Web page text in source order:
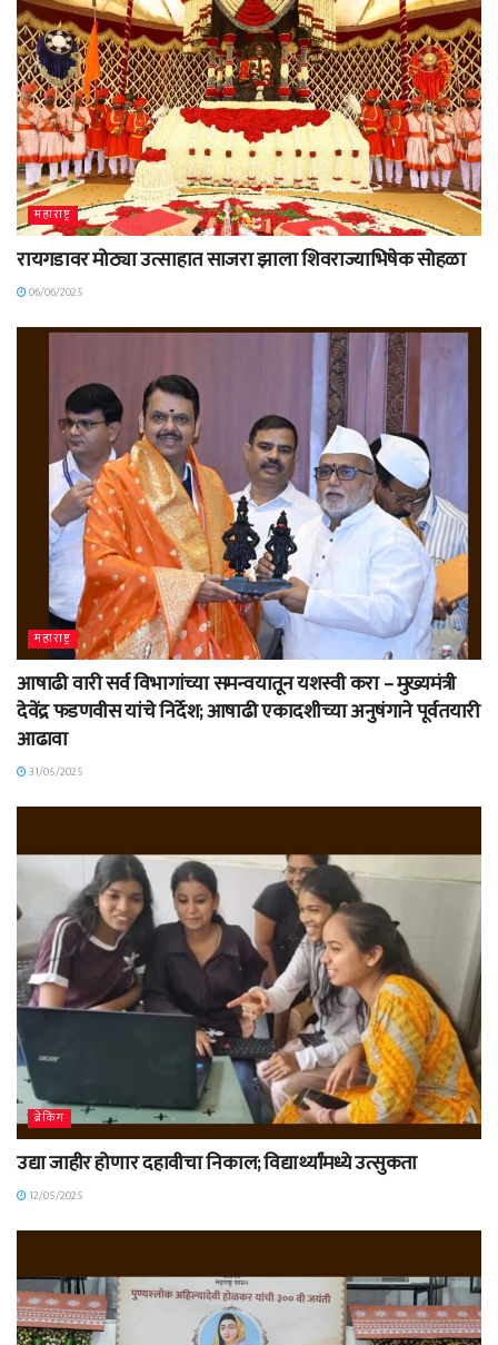
महाराष्ट्र
रायगडावर मोठ्या उत्साहात साजरा झाला शिवराज्याभिषेक सोहळा
06/06/2025
महाराष्ट्र
आषाढी वारी सर्व विभागांच्या समन्वयातून यशस्वी करा – मुख्यमंत्री
देवेंद्र फडणवीस यांचे निर्देश; आषाढी एकादशीच्या अनुषंगाने पूर्वतयारी
आढावा
31/05/2025
ब्रेकिंग
उद्या जाहीर होणार दहावीचा निकाल; विद्यार्थ्यांमध्ये उत्सुकता
12/05/2025